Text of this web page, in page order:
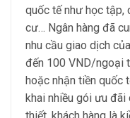
quốc tế như học tập,
cư… Ngân hàng đã
nhu cầu giao dịch
đến 100 VND/ngoại
hoặc nhận tiền quốc
khai nhiều gói ưu đãi